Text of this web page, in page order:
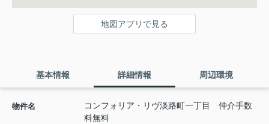
地図アプリで見る
基本情報 詳細情報 周辺環境
物件名
コンフォリア・リヴ淡路町一丁目 仲介手数
料無料